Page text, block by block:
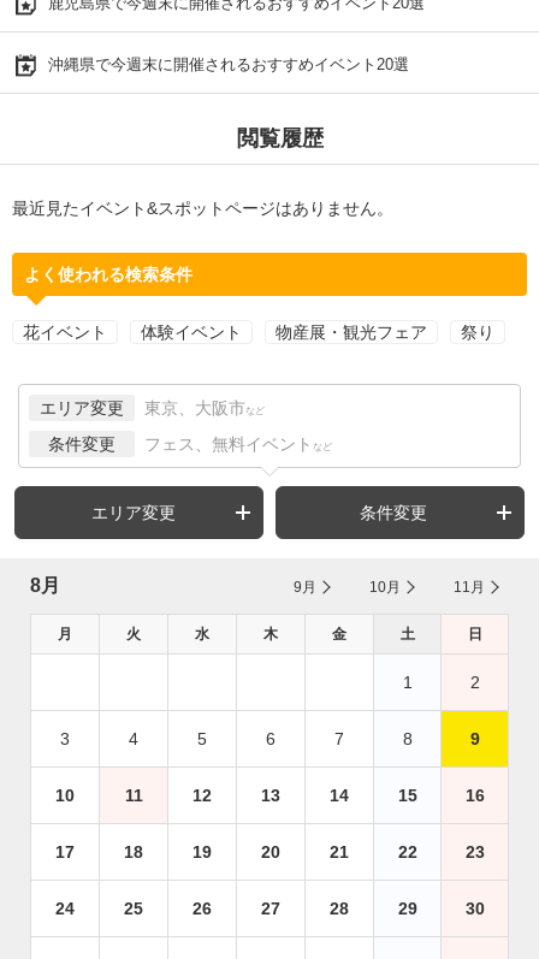
沖縄県で今週末に開催されるおすすめイベント20選
閲覧履歴
最近見たイベント&スポットページはありません。
よく使われる検索条件
花イベント 体験イベント 物産展・観光フェア 祭り
エリア変更 東京、大阪市 など
条件変更 フェス、無料イベント など
エリア変更 条件変更
8月 9月 10月 11月
月 火 水 木 金 土 日
1 2
3 4 5 6 7 8 9
10 11 12 13 14 15 16
17 18 19 20 21 22 23
24 25 26 27 28 29 30